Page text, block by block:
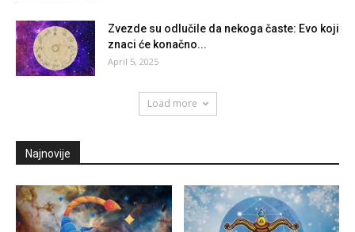
Zvezde su odlučile da nekoga časte: Evo koji
znaci će konačno...
April 5, 2025
Load more
Najnovije